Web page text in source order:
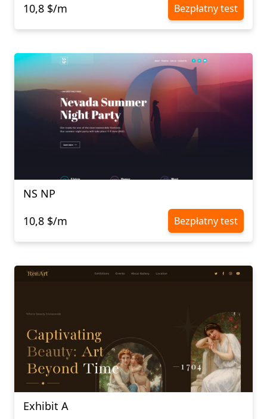
10,8 $/m
Bezpłatny test
NS NP
10,8 $/m
Bezpłatny test
Exhibit A